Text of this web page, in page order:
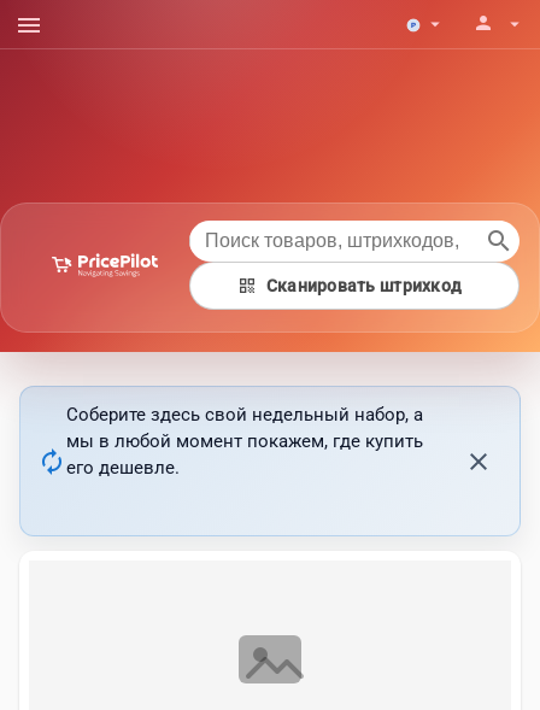
menu arrow_drop_down person arrow_drop_down
search
qr_code Сканировать штрихкод
autorenew
Соберите здесь свой недельный набор, а
мы в любой момент покажем, где купить
его дешевле.
close